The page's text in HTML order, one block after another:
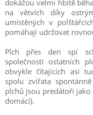
dokážou velmi hbitě
na větvích díky
umístěných v
pomáhají udržovat
Plch přes den spí
společnosti ostatních
obvykle čítajících asi
spolu zvířata
plchů jsou predátoři jako
domácí).